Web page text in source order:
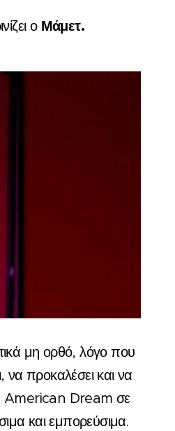
ο Μάμετ.
μη ορθό, λόγο που
να προκαλέσει και να
American Dream σε
και εμπορεύσιμα.